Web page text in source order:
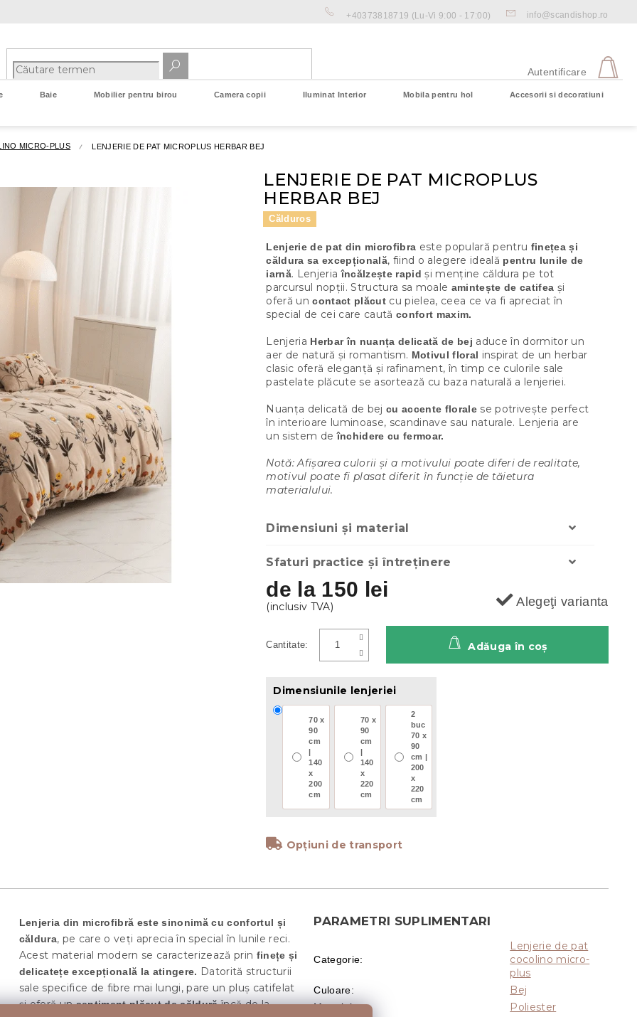
+40373818719 (Lu-Vi 9:00 - 17:00) info@scandishop.ro
Autentificare
Baie Mobilier pentru birou Camera copii Iluminat Interior Mobila pentru hol Accesorii si decoratiuni
MICRO-PLUS LENJERIE DE PAT MICROPLUS HERBAR BEJ
LENJERIE DE PAT MICROPLUS
HERBAR BEJ
Călduros
de la 150 lei
Alegeţi varianta
Dimensiunile lenjeriei
70 x
90
cm
|
140
x
200
cm
70 x
90
cm
|
140
x
220
cm
2
buc
70 x
90
cm |
200
x
220
cm
Opțiuni de transport
Adăuga în coş
Lenjerie de pat din microfibra este populară pentru finețea și
căldura sa excepțională, fiind o alegere ideală pentru lunile de
iarnă. Lenjeriaîncălzește rapid și menține căldura pe tot
parcursul nopții. Structura sa moale amintește de catifea și
oferă uncontact plăcut cu pielea, ceea ce va fi apreciat în
special de cei care cautăconfort maxim.
Lenjeria Herbar în nuanța delicată de bej aduce în dormitor un
aer de natură și romantism. Motivul floral inspirat de un herbar
clasic oferă eleganță și rafinament, în timp ce culorile sale
pastelate plăcute se asortează cu baza naturală a lenjeriei.
Nuanța delicată de bejcu accente florale se potrivește perfect
în interioare luminoase, scandinave sau naturale. Lenjeria are
un sistem deînchidere cu fermoar.
Notă: Afișarea culorii și a motivului poate diferi de realitate,
motivul poate fi plasat diferit în funcție de tăietura
materialului.
Dimensiuni și material
Sfaturi practice și întreținere
Lenjeria din microfibră este sinonimă cu confortul și
căldura, pe care o veți aprecia în special în lunile reci.
Acest material modern se caracterizează prin finețe și
delicatețe excepțională la atingere. Datorită structurii
sale specifice de fibre mai lungi, pare un pluș catifelat
și oferă unsentiment plăcut de căldurăîncă de la
PARAMETRI SUPLIMENTARI
Categorie:
Lenjerie de pat
cocolino micro-
plus
Culoare: Bej
Material: Poliester